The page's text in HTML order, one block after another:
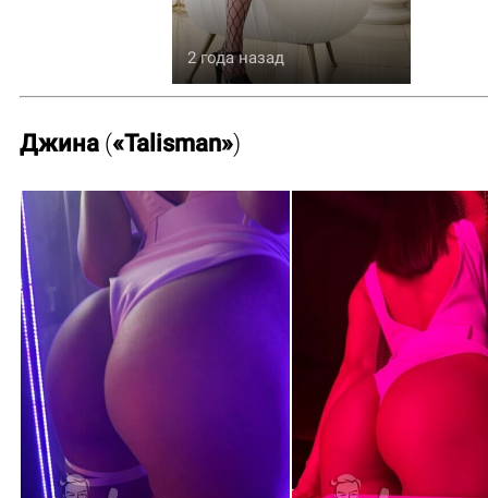
2 года назад
Джина («Talisman»)